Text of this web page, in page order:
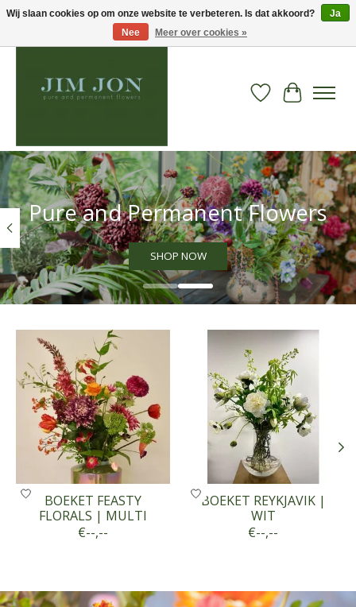
Verlanglijst
Hero slideshow items
Pure and Permanent Flowers
SHOP NOW
Items van productcarrousel
BOEKET FEASTY
FLORALS | MULTI
€--,--
BOEKET REYKJAVIK |
WIT
€--,--
Wij slaan cookies op om onze website te verbeteren. Is dat akkoord?
Ja
Nee
Meer over cookies »